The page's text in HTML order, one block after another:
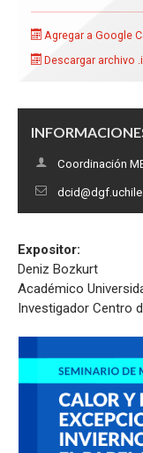
Coordinación
Agregar a Google
Descargar archivo
Expositor:
Deniz Bozkurt
Académico
Investigador Centro